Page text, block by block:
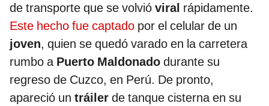
de transporte que se volvió viral rápidamente.
Este hecho fue captado por el celular de un
joven, quien se quedó varado en la carretera
rumbo a Puerto Maldonado durante su
regreso de Cuzco, en Perú. De pronto,
apareció un tráiler de tanque cisterna en su